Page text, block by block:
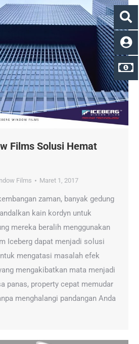
Films Solusi Hemat
Films Maret 1, 2017
zaman, banyak gedung
kain kordyn untuk
mereka beralih menggunakan
Iceberg dapat menjadi solusi
mengatasi masalah efek
mengakibatkan mata menjadi
panas, property cepat memudar
menghalangi pandangan Anda